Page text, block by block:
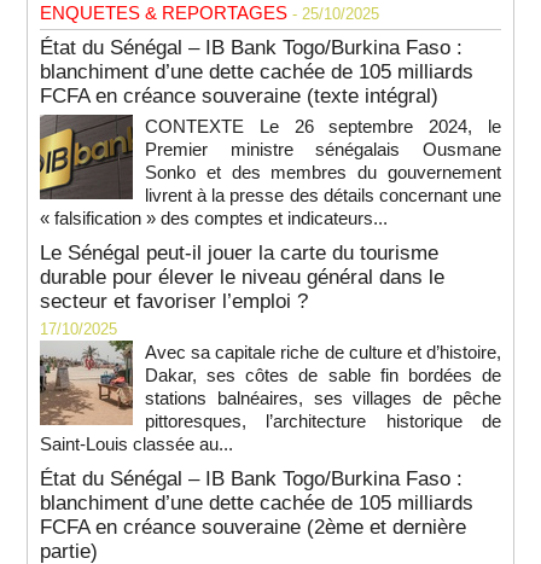
ENQUETES & REPORTAGES - 25/10/2025
État du Sénégal – IB Bank Togo/Burkina Faso :
blanchiment d’une dette cachée de 105 milliards
FCFA en créance souveraine (texte intégral)
CONTEXTE Le 26 septembre 2024, le
Premier ministre sénégalais Ousmane
Sonko et des membres du gouvernement
livrent à la presse des détails concernant une
« falsification » des comptes et indicateurs...
Le Sénégal peut-il jouer la carte du tourisme
durable pour élever le niveau général dans le
secteur et favoriser l’emploi ?
17/10/2025
Avec sa capitale riche de culture et d’histoire,
Dakar, ses côtes de sable fin bordées de
stations balnéaires, ses villages de pêche
pittoresques, l’architecture historique de
Saint-Louis classée au...
État du Sénégal – IB Bank Togo/Burkina Faso :
blanchiment d’une dette cachée de 105 milliards
FCFA en créance souveraine (2ème et dernière
partie)